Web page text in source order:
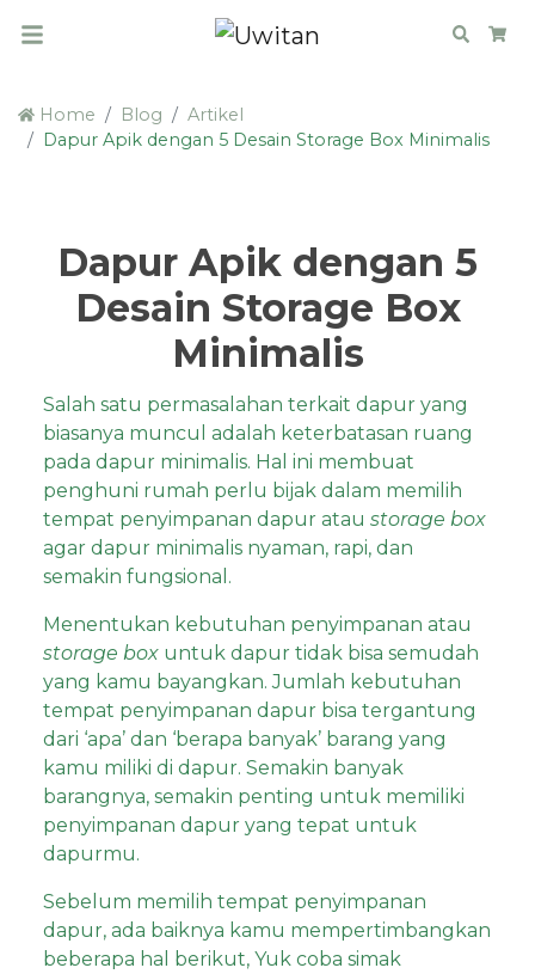
Search
Home Blog
Artikel
Dapur Apik dengan 5 Desain Storage Box Minimalis
Dapur Apik dengan 5
Desain Storage Box
Minimalis
Salah satu permasalahan terkait dapur yang
biasanya muncul adalah keterbatasan ruang
pada dapur minimalis. Hal ini membuat
penghuni rumah perlu bijak dalam memilih
tempat penyimpanan dapur atau storage box
agar dapur minimalis nyaman, rapi, dan
semakin fungsional.
Menentukan kebutuhan penyimpanan atau
storage box untuk dapur tidak bisa semudah
yang kamu bayangkan. Jumlah kebutuhan
tempat penyimpanan dapur bisa tergantung
dari ‘apa’ dan ‘berapa banyak’ barang yang
kamu miliki di dapur. Semakin banyak
barangnya, semakin penting untuk memiliki
penyimpanan dapur yang tepat untuk
dapurmu.
Sebelum memilih tempat penyimpanan
dapur, ada baiknya kamu mempertimbangkan
beberapa hal berikut, Yuk coba simak